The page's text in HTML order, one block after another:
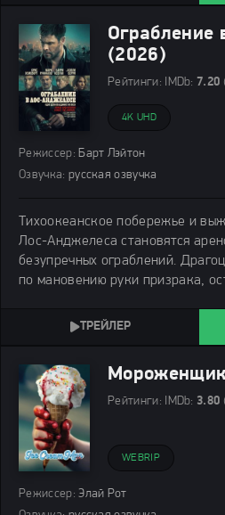
Ограбление
(2026)
Рейтинги: IMDb: 7.20
4K UHD
Режиссер: Барт Лэйтон
Озвучка: русская озвучка
Тихоокеанское побережье и
Лос-Анджелеса становятся
безупречных ограблений.
по мановению руки призрака,
Рейтинги: IMDb: 3.80
WEBRIP
Режиссер: Элай Рот